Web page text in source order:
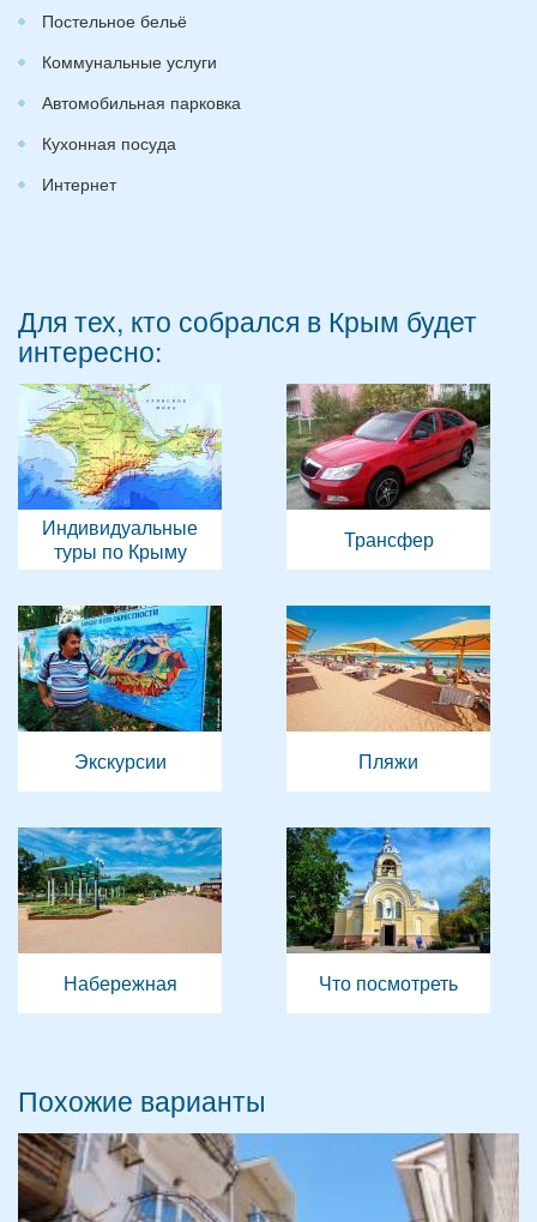
Постельное бельё
Коммунальные услуги
Автомобильная парковка
Кухонная посуда
Интернет
Для тех, кто собрался в Крым будет
интересно:
Индивидуальные
туры по Крыму
Трансфер
Экскурсии Пляжи
Набережная Что посмотреть
Похожие варианты